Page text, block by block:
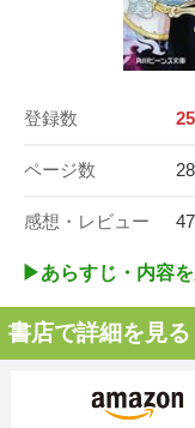
登録数
ページ数
感想・レビュー
▶︎あらすじ・内容
書店で詳細を見る